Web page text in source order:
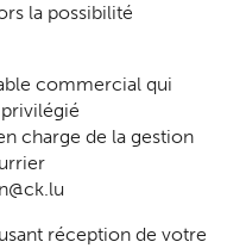
la possibilité
commercial qui
charge de la gestion
réception de votre